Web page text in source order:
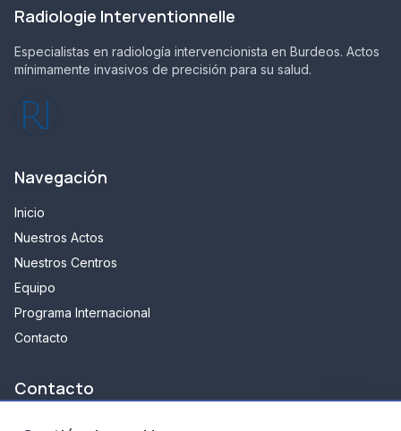
Radiologie Interventionnelle
Especialistas en radiología intervencionista en Burdeos. Actos
mínimamente invasivos de precisión para su salud.
Navegación
Inicio
Nuestros Actos
Nuestros Centros
Equipo
Programa Internacional
Contacto
Contacto